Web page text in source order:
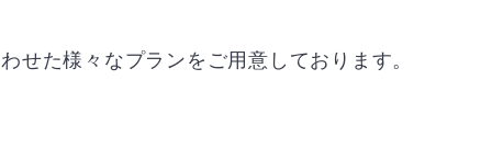
せた様々なプランをご用意しております。